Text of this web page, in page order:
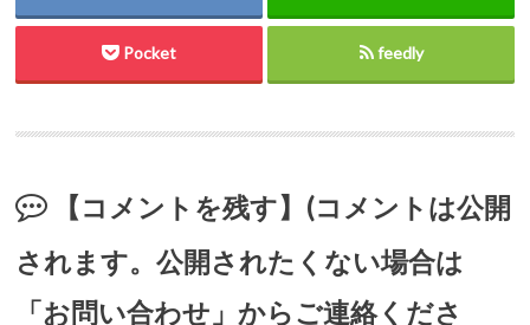
Pocket feedly
【コメントを残す】(コメントは公開
されます。公開されたくない場合は
「お問い合わせ」からご連絡くださ